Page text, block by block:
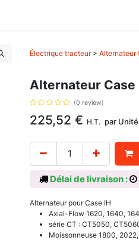
Électrique tracteur> Alternateur
Alternateur Case
(0 review)
225,52 € H.T. par
Délai de livraison :
Alternateur pour Case IH
Axial-Flow 1620, 1640,
série CT : CT5050,
Moissonneuse 1800,